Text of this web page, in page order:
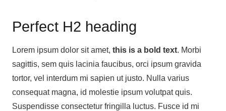
Perfect H2 heading
Lorem ipsum dolor sit amet, this is a bold text. Morbi
sagittis, sem quis lacinia faucibus, orci ipsum gravida
tortor, vel interdum mi sapien ut justo. Nulla varius
consequat magna, id molestie ipsum volutpat quis.
Suspendisse consectetur fringilla luctus. Fusce id mi